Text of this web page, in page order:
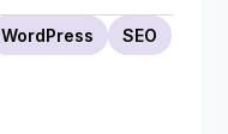
WordPress
SEO